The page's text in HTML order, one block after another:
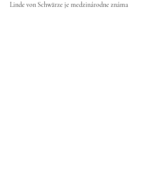
Linde von Schwärze je medzinárodne známa